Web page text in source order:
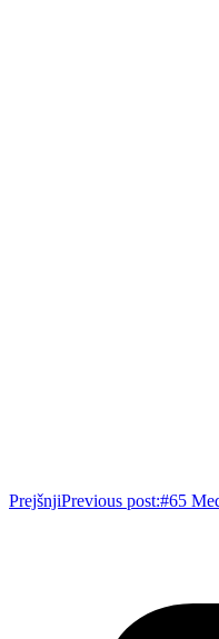
PrejšnjiPrevious post:#65